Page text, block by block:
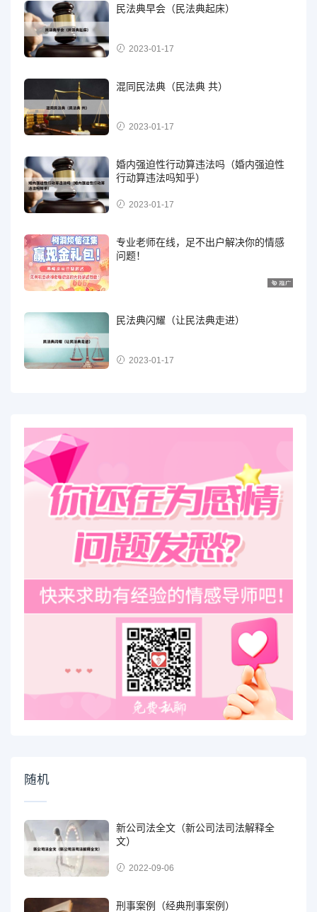
民法典早会（民法典起床）
2023-01-17
混同民法典（民法典 共）
2023-01-17
婚内强迫性行动算违法吗（婚内强迫性
行动算违法吗知乎）
2023-01-17
专业老师在线，足不出户解决你的情感
问题！
民法典闪耀（让民法典走进）
2023-01-17
随机
新公司法全文（新公司法司法解释全
文）
2022-09-06
刑事案例（经典刑事案例）